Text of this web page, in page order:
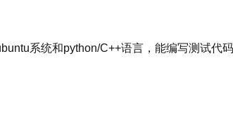
系统和python/C++语言，能编写测试代